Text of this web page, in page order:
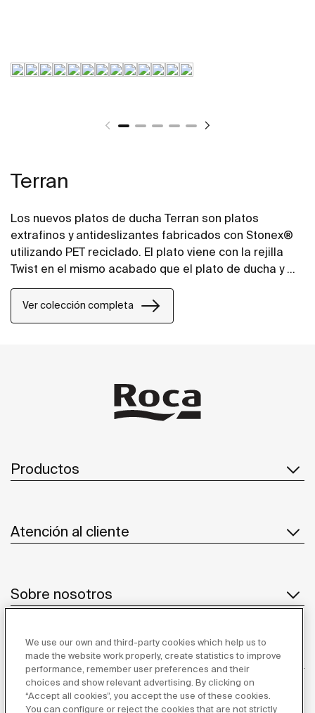
Terran
Los nuevos platos de ducha Terran son platos
extrafinos y antideslizantes fabricados con Stonex®
utilizando PET reciclado. El plato viene con la rejilla
Twist en el mismo acabado que el plato de ducha y el
Mosaic o Brick.
Ver colección completa
Productos
Atención al cliente
Sobre nosotros
Inspiración
Síguenos
We use our own and third-party cookies which help us to
made the website work properly, create statistics to improve
performance, remember user preferences and their
choices and show relevant advertising. By clicking on
“Accept all cookies”, you accept the use of these cookies.
You can configure or reject the cookies that are not strictly